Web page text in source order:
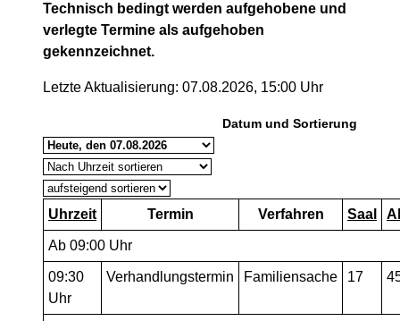
Technisch bedingt werden aufgehobene und
verlegte Termine als aufgehoben
gekennzeichnet.
Letzte Aktualisierung: 07.08.2026, 15:00 Uhr
Datum und Sortierung
Uhrzeit Termin Verfahren Saal
Ab 09:00 Uhr
09:30
Uhr
Verhandlungstermin Familiensache 17